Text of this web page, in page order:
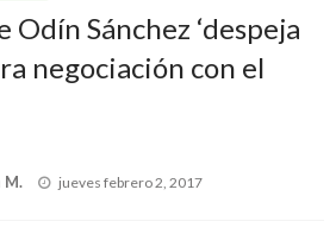
Odín Sánchez ‘despeja
negociación con el
M.
Publicado
jueves febrero 2, 2017